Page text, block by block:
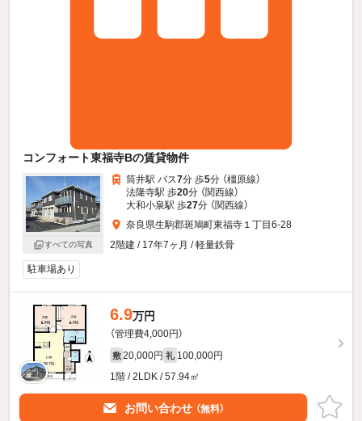
コンフォート東福寺Bの賃貸物件
すべての写真
筒井駅 バス7分 歩5分 （橿原線）
法隆寺駅 歩20分 （関西線）
大和小泉駅 歩27分 （関西線）
奈良県生駒郡斑鳩町東福寺１丁目6-28
2階建 / 17年7ヶ月 / 軽量鉄骨
駐車場あり
6.9万円
（管理費4,000円）
敷 20,000円 礼 100,000円
1階 / 2LDK / 57.94㎡
お問い合わせ （無料）